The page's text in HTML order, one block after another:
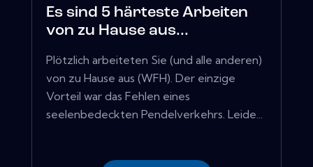
Es sind 5 härteste Arbeiten
von zu Hause aus...
Plötzlich arbeiteten Sie (und alle anderen)
von zu Hause aus (WFH). Der einzige
Vorteil war das Fehlen eines
seelenbedeckten Pendelverkehrs. Leide...